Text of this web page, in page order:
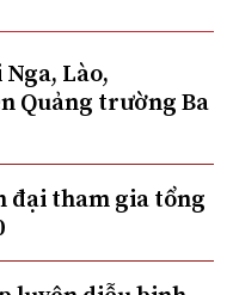
Lào,
Quảng trường Ba
đại tham gia tổng